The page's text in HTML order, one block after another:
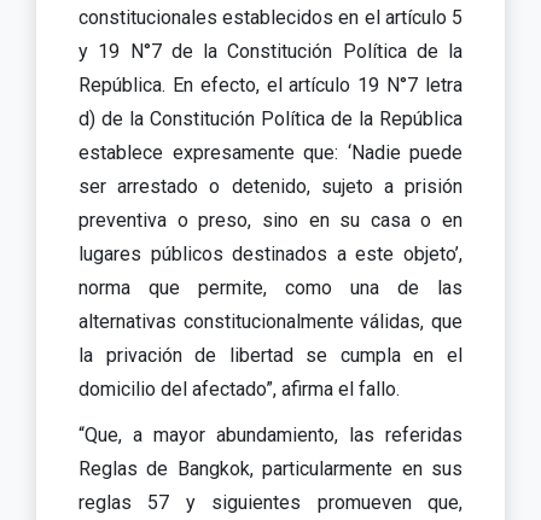
constitucionales establecidos en el artículo 5
y 19 N°7 de la Constitución Política de la
República. En efecto, el artículo 19 N°7 letra
d) de la Constitución Política de la República
establece expresamente que: ‘Nadie puede
ser arrestado o detenido, sujeto a prisión
preventiva o preso, sino en su casa o en
lugares públicos destinados a este objeto’,
norma que permite, como una de las
alternativas constitucionalmente válidas, que
la privación de libertad se cumpla en el
domicilio del afectado”, afirma el fallo.
“Que, a mayor abundamiento, las referidas
Reglas de Bangkok, particularmente en sus
reglas 57 y siguientes promueven que,